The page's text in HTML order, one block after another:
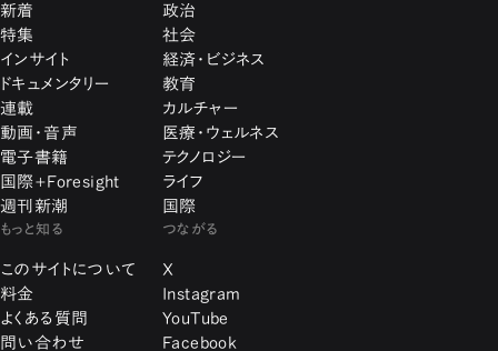
新着
特集
インサイト
ドキュメンタリー
連載
動画・音声
電子書籍
国際+Foresight
週刊新潮
政治
社会
経済・ビジネス
教育
カルチャー
医療・ウェルネス
テクノロジー
ライフ
国際
もっと知る
このサイトについて
料金
よくある質問
問い合わせ
つながる
X
Instagram
YouTube
Facebook